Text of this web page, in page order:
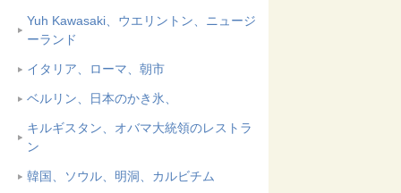
Yuh Kawasaki、ウエリントン、ニュージ
ーランド
イタリア、ローマ、朝市
ベルリン、日本のかき氷、
キルギスタン、オバマ大統領のレストラ
ン
韓国、ソウル、明洞、カルビチム